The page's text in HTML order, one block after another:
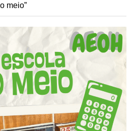
meio”